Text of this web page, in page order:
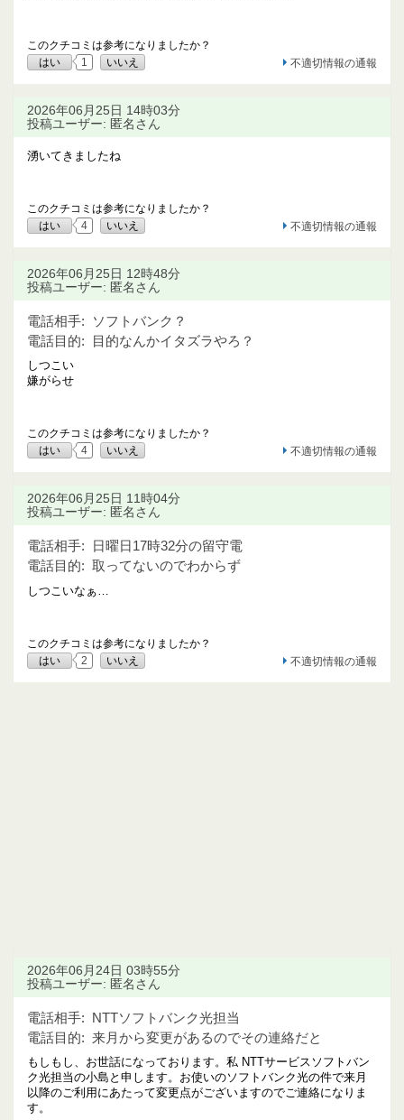
このクチコミは参考になりましたか？
はい
1 いいえ 不適切情報の通報
2026年06月25日 14時03分
投稿ユーザー: 匿名さん
湧いてきましたね
このクチコミは参考になりましたか？
はい
4 いいえ 不適切情報の通報
2026年06月25日 12時48分
投稿ユーザー: 匿名さん
電話相手:
ソフトバンク？
電話目的:
目的なんかイタズラやろ？
しつこい
嫌がらせ
このクチコミは参考になりましたか？
はい
4 いいえ 不適切情報の通報
2026年06月25日 11時04分
投稿ユーザー: 匿名さん
電話相手:
日曜日17時32分の留守電
電話目的: 取ってないのでわからず
しつこいなぁ…
このクチコミは参考になりましたか？
はい
2 いいえ 不適切情報の通報
2026年06月24日 03時55分
投稿ユーザー: 匿名さん
電話相手: NTTソフトバンク光担当
電話目的: 来月から変更があるのでその連絡だと
もしもし、お世話になっております。私 NTTサービスソフトバン
ク光担当の小島と申します。お使いのソフトバンク光の件で来月
以降のご利用にあたって変更点がございますのでご連絡になりま
す。